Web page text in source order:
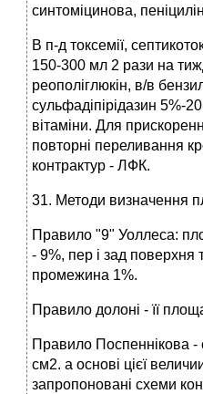
синтоміцинова,
В п-д токсемії,
150-300 мл 2 рази на
реополіглюкін, в/в
сульфадіпірідазин 5%-
вітаміни. Для
повторні переливання
контрактур - ЛФК.
31. Методи визначення
Правило "9" Уоллеса:
- 9%, пер і зад поверхня
промежина 1%.
Правило долоні - її
Правило Поспеннікова
см2. а основі цієї
запропоновані схеми